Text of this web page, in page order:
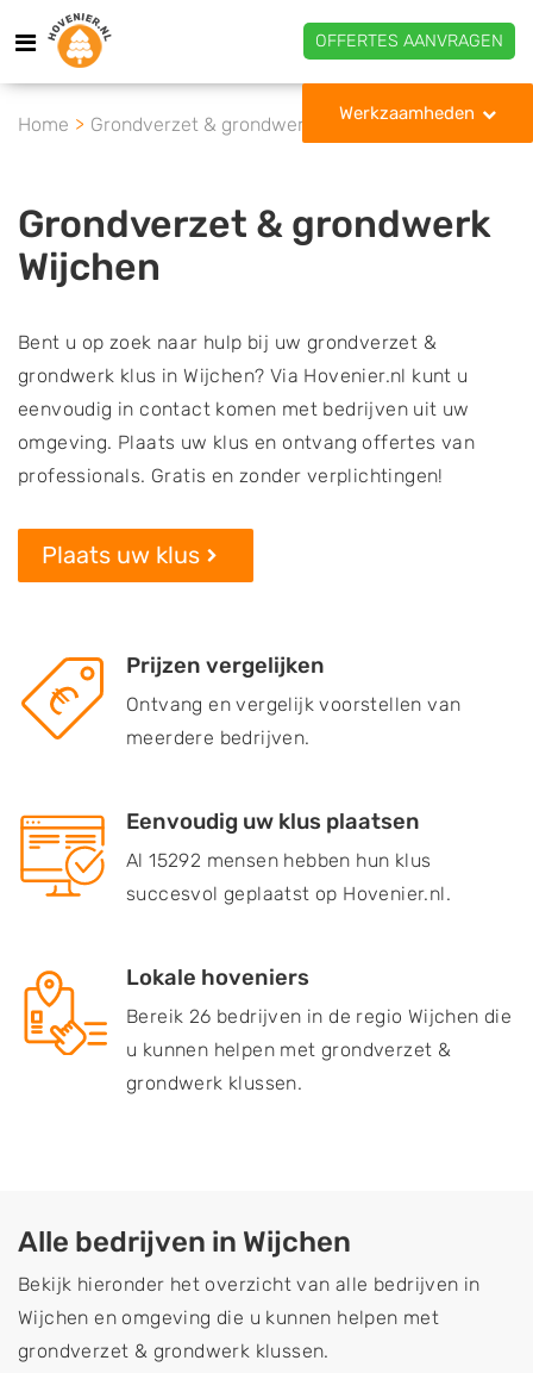
OFFERTES AANVRAGEN
Werkzaamheden
Home Grondverzet & grondwerk Wijchen
Grondverzet & grondwerk
Wijchen
Bent u op zoek naar hulp bij uw grondverzet &
grondwerk klus in Wijchen? Via Hovenier.nl kunt u
eenvoudig in contact komen met bedrijven uit uw
omgeving. Plaats uw klus en ontvang offertes van
professionals. Gratis en zonder verplichtingen!
Plaats uw klus
Prijzen vergelijken
Ontvang en vergelijk voorstellen van
meerdere bedrijven.
Eenvoudig uw klus plaatsen
Al 15292 mensen hebben hun klus
succesvol geplaatst op Hovenier.nl.
Lokale hoveniers
Bereik 26 bedrijven in de regio Wijchen die
u kunnen helpen met grondverzet &
grondwerk klussen.
Alle bedrijven in Wijchen
Bekijk hieronder het overzicht van alle bedrijven in
Wijchen en omgeving die u kunnen helpen met
grondverzet & grondwerk klussen.